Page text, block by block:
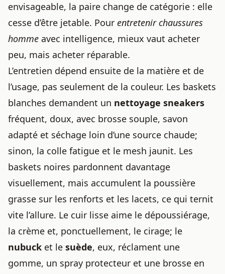
envisageable, la paire change de catégorie : elle
cesse d’être jetable. Pour entretenir chaussures
homme avec intelligence, mieux vaut acheter
peu, mais acheter réparable.
L’entretien dépend ensuite de la matière et de
l’usage, pas seulement de la couleur. Les baskets
blanches demandent un nettoyage sneakers
fréquent, doux, avec brosse souple, savon
adapté et séchage loin d’une source chaude;
sinon, la colle fatigue et le mesh jaunit. Les
baskets noires pardonnent davantage
visuellement, mais accumulent la poussière
grasse sur les renforts et les lacets, ce qui ternit
vite l’allure. Le cuir lisse aime le dépoussiérage,
la crème et, ponctuellement, le cirage; le
nubuck et le suède, eux, réclament une
gomme, un spray protecteur et une brosse en